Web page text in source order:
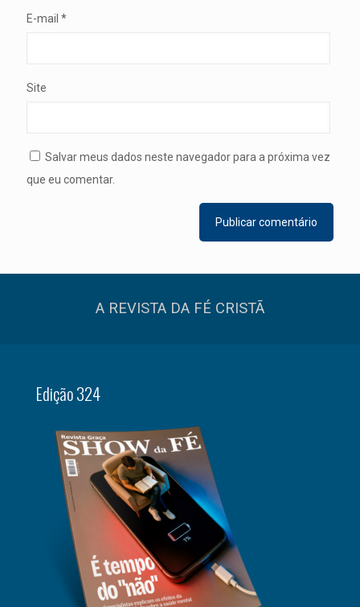
E-mail *
Site
Salvar meus dados neste navegador para a próxima vez
que eu comentar.
A REVISTA DA FÉ CRISTÃ
Edição 324